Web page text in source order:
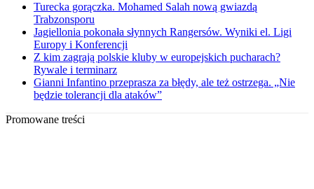
Turecka gorączka. Mohamed Salah nową gwiazdą
Trabzonsporu
Jagiellonia pokonała słynnych Rangersów. Wyniki el. Ligi
Europy i Konferencji
Z kim zagrają polskie kluby w europejskich pucharach?
Rywale i terminarz
Gianni Infantino przeprasza za błędy, ale też ostrzega. „Nie
będzie tolerancji dla ataków”
Promowane treści